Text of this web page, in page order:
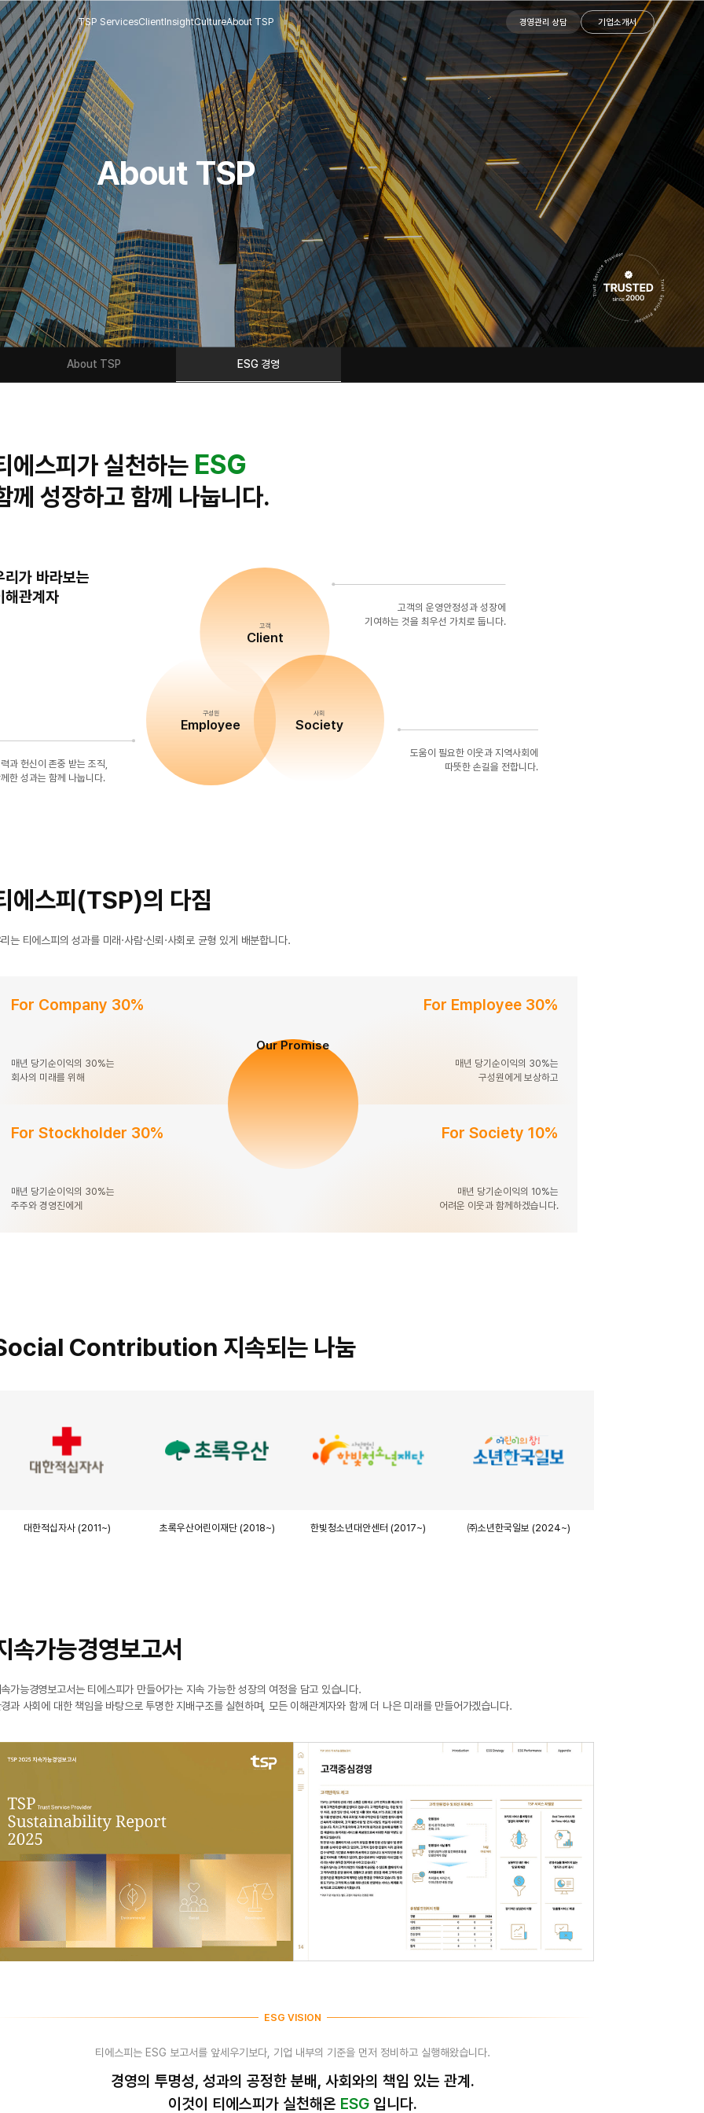
TSP ServicesClientInsightCultureAbout TSP 경영관리 상담 기업소개서
About TSP
About TSP ESG 경영
에스피가 실천하는 ESG
께 성장하고 함께 나눕니다.
리가 바라보는
해관계자
고객
Client
고객의 운영안정성과 성장에
기여하는 것을 최우선 가치로 둡니다.
구성원
Employee
과 헌신이 존중 받는 조직,
한 성과는 함께 나눕니다.
사회
Society
도움이 필요한 이웃과 지역사회에
따뜻한 손길을 전합니다.
에스피(TSP)의 다짐
는 티에스피의 성과를 미래·사람·신뢰·사회로 균형 있게 배분합니다.
Our Promise
For Company 30%
매년 당기순이익의 30%는
회사의 미래를 위해
For Employee 30%
매년 당기순이익의 30%는
구성원에게 보상하고
For Stockholder 30%
매년 당기순이익의 30%는
주주와 경영진에게
For Society 10%
매년 당기순이익의 10%는
어려운 이웃과 함께하겠습니다.
Contribution 지속되는 나눔
대한적십자사 (2011~) 초록우산어린이재단 (2018~) 한빛청소년대안센터 (2017~) ㈜소년한국일보 (2024~)
속가능경영보고서
가능경영보고서는 티에스피가 만들어가는 지속 가능한 성장의 여정을 담고 있습니다.
과 사회에 대한 책임을 바탕으로 투명한 지배구조를 실현하며, 모든 이해관계자와 함께 더 나은 미래를 만들어가겠습니다.
ESG VISION
티에스피는 ESG 보고서를 앞세우기보다, 기업 내부의 기준을 먼저 정비하고 실행해왔습니다.
경영의 투명성, 성과의 공정한 분배, 사회와의 책임 있는 관계.
이것이 티에스피가 실천해온 ESG 입니다.